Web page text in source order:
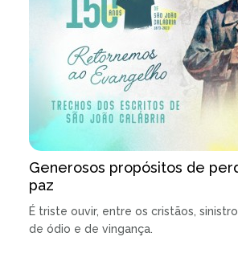
Generosos propósitos de
paz
É triste ouvir, entre os cristãos,
de ódio e de vingança.